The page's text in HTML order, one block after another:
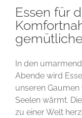
Essen für
In den
Abende wird
unseren
Seelen wärmt.
zu einer Welt